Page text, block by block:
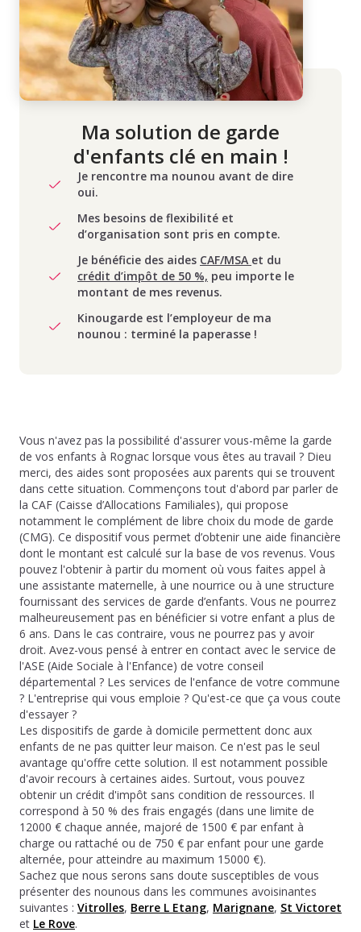
Ma solution de garde
d'enfants clé en main !
Je rencontre ma nounou avant de dire
oui.
Mes besoins de flexibilité et
d’organisation sont pris en compte.
Je bénéficie des aides CAF/MSA et du
crédit d’impôt de 50 %, peu importe le
montant de mes revenus.
Kinougarde est l’employeur de ma
nounou : terminé la paperasse !
Vous n'avez pas la possibilité d'assurer vous-même la garde
de vos enfants à Rognac lorsque vous êtes au travail ? Dieu
merci, des aides sont proposées aux parents qui se trouvent
dans cette situation. Commençons tout d'abord par parler de
la CAF (Caisse d’Allocations Familiales), qui propose
notamment le complément de libre choix du mode de garde
(CMG). Ce dispositif vous permet d’obtenir une aide financière
dont le montant est calculé sur la base de vos revenus. Vous
pouvez l'obtenir à partir du moment où vous faites appel à
une assistante maternelle, à une nourrice ou à une structure
fournissant des services de garde d’enfants. Vous ne pourrez
malheureusement pas en bénéficier si votre enfant a plus de
6 ans. Dans le cas contraire, vous ne pourrez pas y avoir
droit. Avez-vous pensé à entrer en contact avec le service de
l'ASE (Aide Sociale à l'Enfance) de votre conseil
départemental ? Les services de l'enfance de votre commune
? L'entreprise qui vous emploie ? Qu'est-ce que ça vous coute
d'essayer ?
Les dispositifs de garde à domicile permettent donc aux
enfants de ne pas quitter leur maison. Ce n'est pas le seul
avantage qu'offre cette solution. Il est notamment possible
d'avoir recours à certaines aides. Surtout, vous pouvez
obtenir un crédit d'impôt sans condition de ressources. Il
correspond à 50 % des frais engagés (dans une limite de
12000 € chaque année, majoré de 1500 € par enfant à
charge ou rattaché ou de 750 € par enfant pour une garde
alternée, pour atteindre au maximum 15000 €).
Sachez que nous serons sans doute susceptibles de vous
présenter des nounous dans les communes avoisinantes
suivantes : Vitrolles, Berre L Etang, Marignane, St Victoret
et Le Rove.